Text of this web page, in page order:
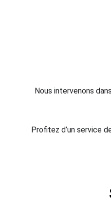
Nous intervenons
Profitez d’un service